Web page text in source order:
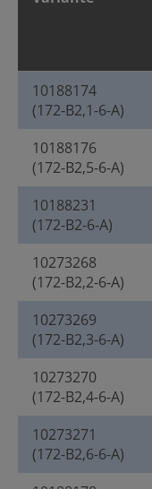
10188174
(172-B2,1-6-A)
10188176
(172-B2,5-6-A)
10188231
(172-B2-6-A)
10273268
(172-B2,2-6-A)
10273269
(172-B2,3-6-A)
10273270
(172-B2,4-6-A)
10273271
(172-B2,6-6-A)